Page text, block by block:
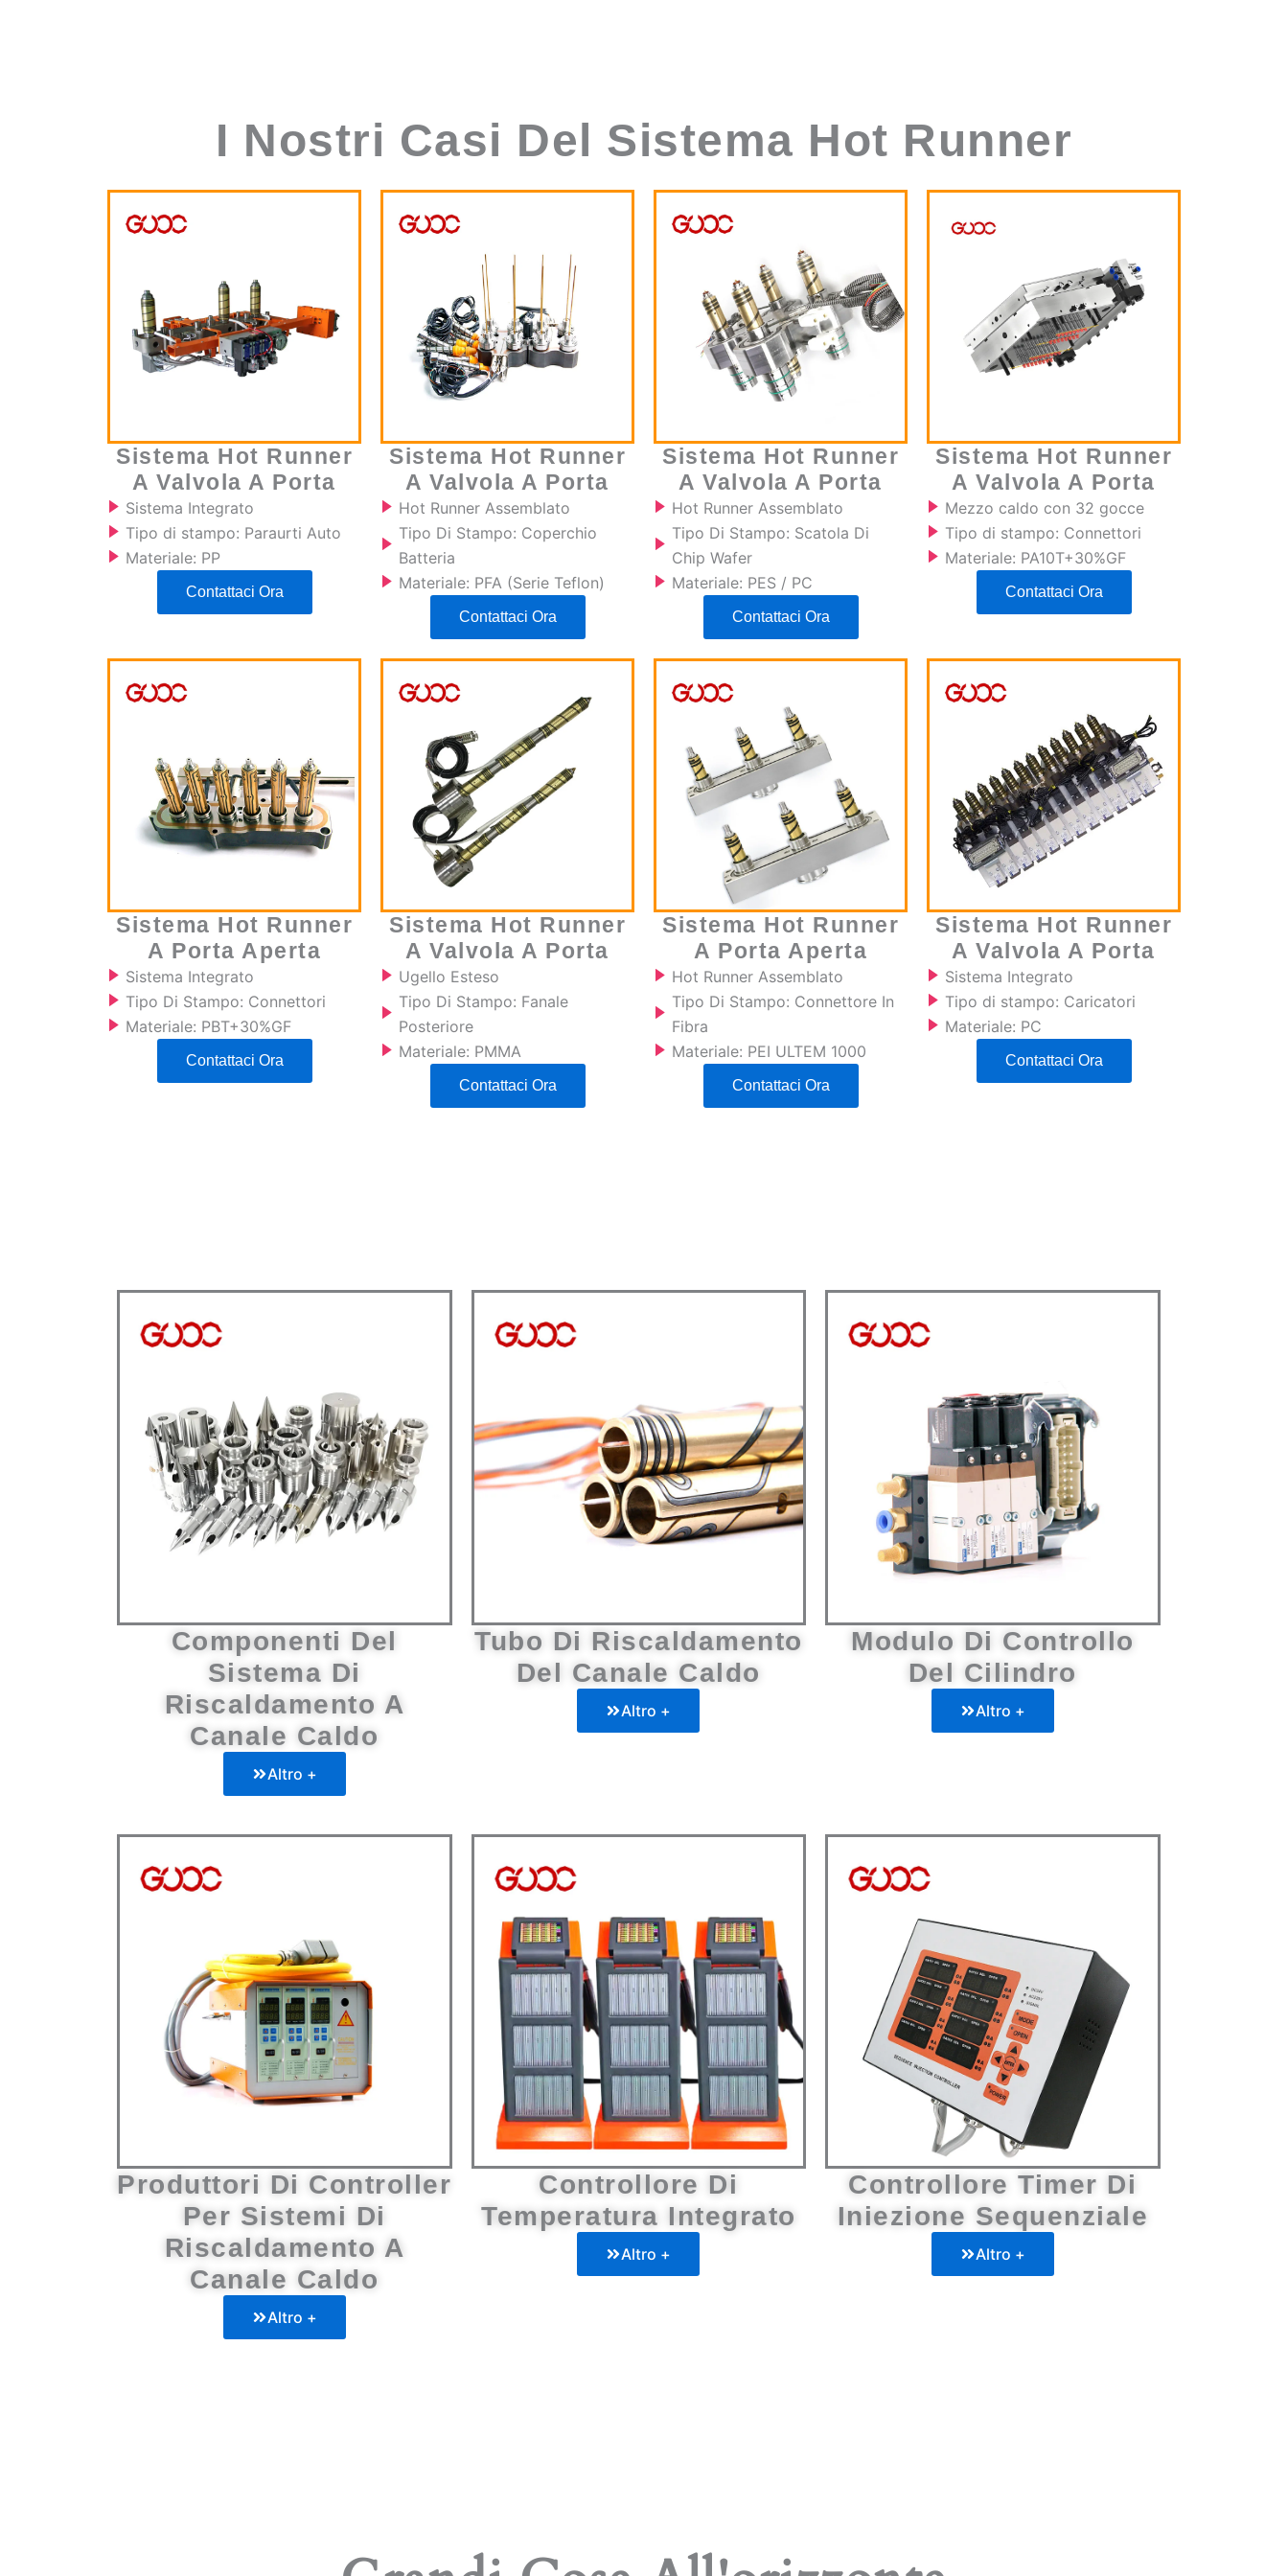
I Nostri Casi Del Sistema Hot Runner
Sistema Hot Runner
A Valvola A Porta
Sistema Integrato
Tipo di stampo: Paraurti Auto
Materiale: PP
Contattaci Ora
Sistema Hot Runner
A Valvola A Porta
Hot Runner Assemblato
Tipo Di Stampo: Coperchio
Batteria
Materiale: PFA (serie Teflon)
Contattaci Ora
Sistema Hot Runner
A Valvola A Porta
Hot Runner Assemblato
Tipo Di Stampo: Scatola Di
Chip Wafer
Materiale: PES / PC
Contattaci Ora
Sistema Hot Runner
A Valvola A Porta
Mezzo caldo con 32 gocce
Tipo di stampo: Connettori
Materiale: PA10T+30%GF
Contattaci Ora
Sistema Hot Runner
A Porta Aperta
Sistema Integrato
Tipo Di Stampo: Connettori
Materiale: PBT+30%GF
Contattaci Ora
Sistema Hot Runner
A Valvola A Porta
Ugello Esteso
Tipo Di Stampo: Fanale
Posteriore
Materiale: PMMA
Contattaci Ora
Sistema Hot Runner
A Porta Aperta
Hot Runner Assemblato
Tipo Di Stampo: Connettore In
Fibra
Materiale: PEI ULTEM 1000
Contattaci Ora
Sistema Hot Runner
A Valvola A Porta
Sistema Integrato
Tipo di stampo: Caricatori
Materiale: PC
Contattaci Ora
Componenti Del
Sistema Di
Riscaldamento A
Canale Caldo
Altro +
Tubo Di Riscaldamento
Del Canale Caldo
Altro +
Modulo Di Controllo
Del Cilindro
Altro +
Produttori Di Controller
Per Sistemi Di
Riscaldamento A
Canale Caldo
Altro +
Controllore Di
Temperatura Integrato
Altro +
Controllore Timer Di
Iniezione Sequenziale
Altro +